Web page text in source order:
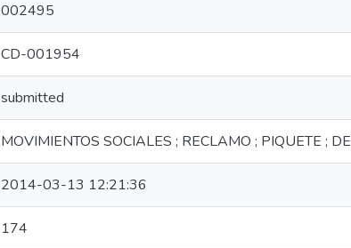
002495
CD-001954
submitted
MOVIMIENTOS SOCIALES ; RECLAMO ; PIQUETE ;
2014-03-13 12:21:36
174